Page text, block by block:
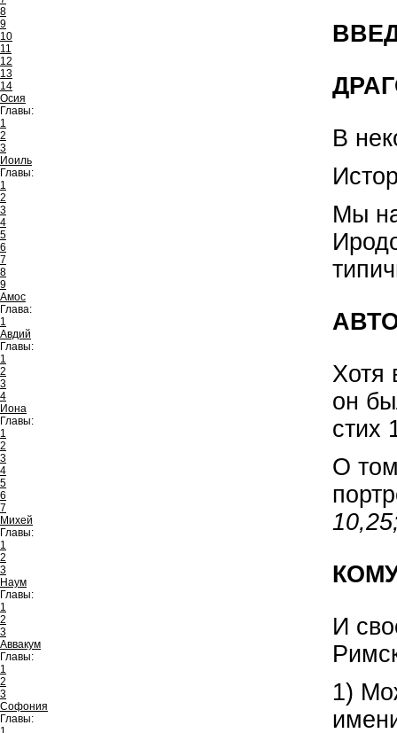
8
9
10
11
12
13
14
Осия
Главы:
1
2
3
Иоиль
Главы:
1
2
3
4
5
6
7
8
9
Амос
Глава:
1
Авдий
Главы:
1
2
3
4
Иона
Главы:
1
2
3
4
5
6
7
Михей
Главы:
1
2
3
Наум
Главы:
1
2
3
Аввакум
Главы:
1
2
3
Софония
Главы:
В
Мы
Хотя
он
стих
О
И
1)